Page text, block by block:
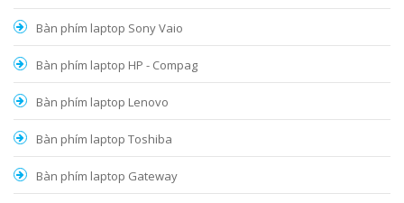
Bàn phím laptop Sony Vaio
Bàn phím laptop HP - Compag
Bàn phím laptop Lenovo
Bàn phím laptop Toshiba
Bàn phím laptop Gateway